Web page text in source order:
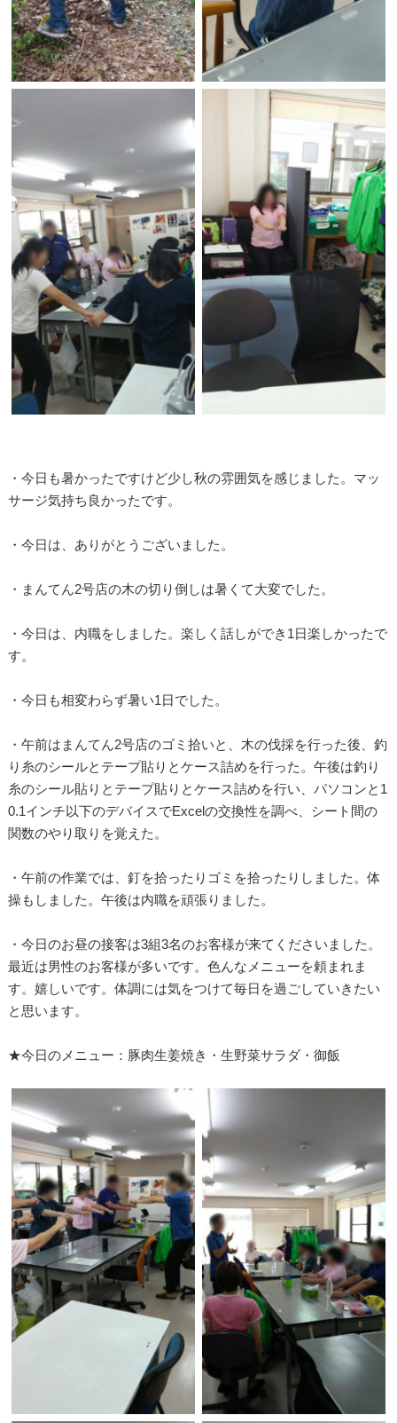
・今日も暑かったですけど少し秋の雰囲気を感じました。マッ
サージ気持ち良かったです。
・今日は、ありがとうございました。
・まんてん2号店の木の切り倒しは暑くて大変でした。
・今日は、内職をしました。楽しく話しができ1日楽しかったで
す。
・今日も相変わらず暑い1日でした。
・午前はまんてん2号店のゴミ拾いと、木の伐採を行った後、釣
り糸のシールとテープ貼りとケース詰めを行った。午後は釣り
糸のシール貼りとテープ貼りとケース詰めを行い、パソコンと1
0.1インチ以下のデバイスでExcelの交換性を調べ、シート間の
関数のやり取りを覚えた。
・午前の作業では、釘を拾ったりゴミを拾ったりしました。体
操もしました。午後は内職を頑張りました。
・今日のお昼の接客は3組3名のお客様が来てくださいました。
最近は男性のお客様が多いです。色んなメニューを頼まれま
す。嬉しいです。体調には気をつけて毎日を過ごしていきたい
と思います。
★今日のメニュー：豚肉生姜焼き・生野菜サラダ・御飯